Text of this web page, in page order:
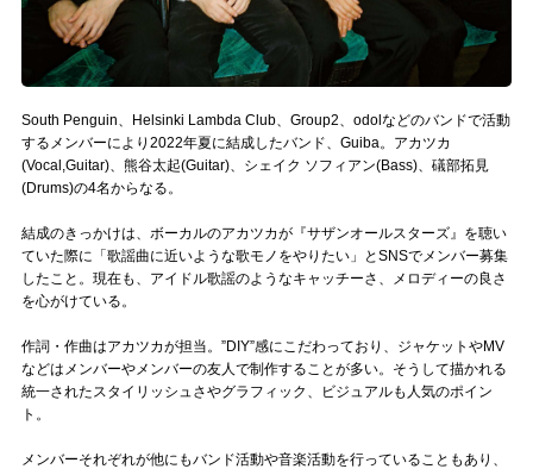
muevoコミュニティ
ぶいクラ！by muevo
ぶいコミュ！by muevo
ぶいマガ！ by muevo
Follow us
Official SNS
South Penguin、Helsinki Lambda Club、Group2、odolなどのバンドで活動
するメンバーにより2022年夏に結成したバンド、Guiba。アカツカ
(Vocal,Guitar)、熊谷太起(Guitar)、シェイク ソフィアン(Bass)、礒部拓見
(Drums)の4名からなる。
結成のきっかけは、ボーカルのアカツカが『サザンオールスターズ』を聴い
ていた際に「歌謡曲に近いような歌モノをやりたい」とSNSでメンバー募集
したこと。現在も、アイドル歌謡のようなキャッチーさ、メロディーの良さ
を心がけている。
作詞・作曲はアカツカが担当。”DIY”感にこだわっており、ジャケットやMV
などはメンバーやメンバーの友人で制作することが多い。そうして描かれる
統一されたスタイリッシュさやグラフィック、ビジュアルも人気のポイン
ト。
メンバーそれぞれが他にもバンド活動や音楽活動を行っていることもあり、